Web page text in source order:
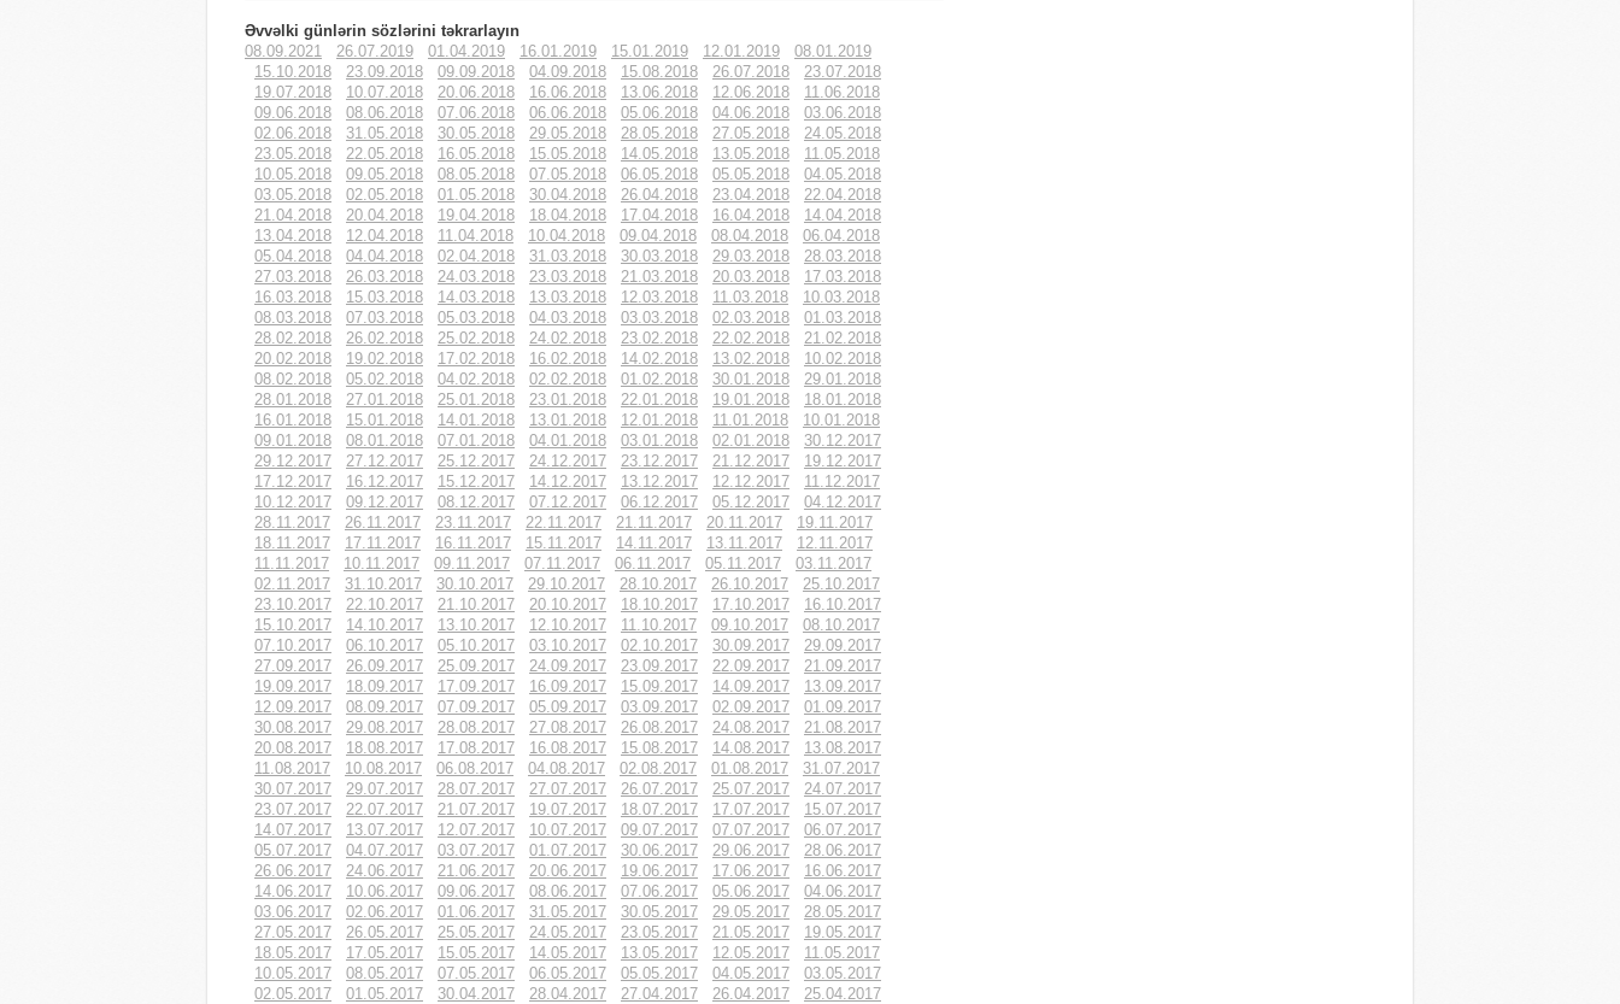
Əvvəlki günlərin sözlərini təkrarlayın
08.09.2021
26.07.2019 01.04.2019 16.01.2019 15.01.2019 12.01.2019
08.01.2019
15.10.2018
23.09.2018 09.09.2018 04.09.2018 15.08.2018 26.07.2018
23.07.2018
19.07.2018
10.07.2018 20.06.2018 16.06.2018 13.06.2018 12.06.2018
11.06.2018
09.06.2018
08.06.2018 07.06.2018 06.06.2018 05.06.2018 04.06.2018
03.06.2018
02.06.2018
31.05.2018 30.05.2018 29.05.2018 28.05.2018 27.05.2018
24.05.2018
23.05.2018
22.05.2018 16.05.2018 15.05.2018 14.05.2018 13.05.2018
11.05.2018
10.05.2018
09.05.2018 08.05.2018 07.05.2018 06.05.2018 05.05.2018
04.05.2018
03.05.2018
02.05.2018 01.05.2018 30.04.2018 26.04.2018 23.04.2018
22.04.2018
21.04.2018
20.04.2018 19.04.2018 18.04.2018 17.04.2018 16.04.2018
14.04.2018
13.04.2018
12.04.2018 11.04.2018 10.04.2018 09.04.2018 08.04.2018
06.04.2018
05.04.2018
04.04.2018 02.04.2018 31.03.2018 30.03.2018 29.03.2018
28.03.2018
27.03.2018
26.03.2018 24.03.2018 23.03.2018 21.03.2018 20.03.2018
17.03.2018
16.03.2018
15.03.2018 14.03.2018 13.03.2018 12.03.2018 11.03.2018
10.03.2018
08.03.2018
07.03.2018 05.03.2018 04.03.2018 03.03.2018 02.03.2018
01.03.2018
28.02.2018
26.02.2018 25.02.2018 24.02.2018 23.02.2018 22.02.2018
21.02.2018
20.02.2018
19.02.2018 17.02.2018 16.02.2018 14.02.2018 13.02.2018
10.02.2018
08.02.2018
05.02.2018 04.02.2018 02.02.2018 01.02.2018 30.01.2018
29.01.2018
28.01.2018
27.01.2018 25.01.2018 23.01.2018 22.01.2018 19.01.2018
18.01.2018
16.01.2018
15.01.2018 14.01.2018 13.01.2018 12.01.2018 11.01.2018
10.01.2018
09.01.2018
08.01.2018 07.01.2018 04.01.2018 03.01.2018 02.01.2018
30.12.2017
29.12.2017
27.12.2017 25.12.2017 24.12.2017 23.12.2017 21.12.2017
19.12.2017
17.12.2017
16.12.2017 15.12.2017 14.12.2017 13.12.2017 12.12.2017
11.12.2017
10.12.2017
09.12.2017 08.12.2017 07.12.2017 06.12.2017 05.12.2017
04.12.2017
28.11.2017
26.11.2017 23.11.2017 22.11.2017 21.11.2017 20.11.2017
19.11.2017
18.11.2017
17.11.2017 16.11.2017 15.11.2017 14.11.2017 13.11.2017
12.11.2017
11.11.2017
10.11.2017 09.11.2017 07.11.2017 06.11.2017 05.11.2017
03.11.2017
02.11.2017
31.10.2017 30.10.2017 29.10.2017 28.10.2017 26.10.2017
25.10.2017
23.10.2017
22.10.2017 21.10.2017 20.10.2017 18.10.2017 17.10.2017
16.10.2017
15.10.2017
14.10.2017 13.10.2017 12.10.2017 11.10.2017 09.10.2017
08.10.2017
07.10.2017
06.10.2017 05.10.2017 03.10.2017 02.10.2017 30.09.2017
29.09.2017
27.09.2017
26.09.2017 25.09.2017 24.09.2017 23.09.2017 22.09.2017
21.09.2017
19.09.2017
18.09.2017 17.09.2017 16.09.2017 15.09.2017 14.09.2017
13.09.2017
12.09.2017
08.09.2017 07.09.2017 05.09.2017 03.09.2017 02.09.2017
01.09.2017
30.08.2017
29.08.2017 28.08.2017 27.08.2017 26.08.2017 24.08.2017
21.08.2017
20.08.2017
18.08.2017 17.08.2017 16.08.2017 15.08.2017 14.08.2017
13.08.2017
11.08.2017
10.08.2017 06.08.2017 04.08.2017 02.08.2017 01.08.2017
31.07.2017
30.07.2017
29.07.2017 28.07.2017 27.07.2017 26.07.2017 25.07.2017
24.07.2017
23.07.2017
22.07.2017 21.07.2017 19.07.2017 18.07.2017 17.07.2017
15.07.2017
14.07.2017
13.07.2017 12.07.2017 10.07.2017 09.07.2017 07.07.2017
06.07.2017
05.07.2017
04.07.2017 03.07.2017 01.07.2017 30.06.2017 29.06.2017
28.06.2017
26.06.2017
24.06.2017 21.06.2017 20.06.2017 19.06.2017 17.06.2017
16.06.2017
14.06.2017
10.06.2017 09.06.2017 08.06.2017 07.06.2017 05.06.2017
04.06.2017
03.06.2017
02.06.2017 01.06.2017 31.05.2017 30.05.2017 29.05.2017
28.05.2017
27.05.2017
26.05.2017 25.05.2017 24.05.2017 23.05.2017 21.05.2017
19.05.2017
18.05.2017
17.05.2017 15.05.2017 14.05.2017 13.05.2017 12.05.2017
11.05.2017
10.05.2017
08.05.2017 07.05.2017 06.05.2017 05.05.2017 04.05.2017
03.05.2017
02.05.2017
01.05.2017 30.04.2017 28.04.2017 27.04.2017 26.04.2017
25.04.2017